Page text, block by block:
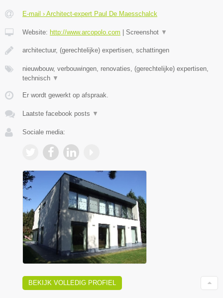
E-mail › Architect-expert Paul De Maesschalck
Website: http://www.arcopolo.com Screenshot ▼
architectuur, (gerechtelijke) expertisen, schattingen
nieuwbouw, verbouwingen, renovaties, (gerechtelijke) expertisen,
technisch ▼
Er wordt gewerkt op afspraak.
Laatste facebook posts ▼
Sociale media:
BEKIJK VOLLEDIG PROFIEL